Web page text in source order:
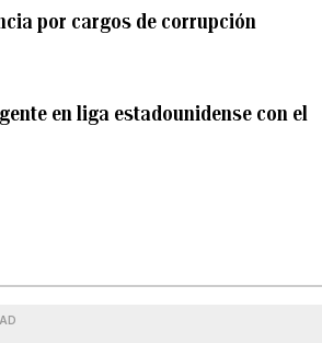
por cargos de corrupción
en liga estadounidense con el